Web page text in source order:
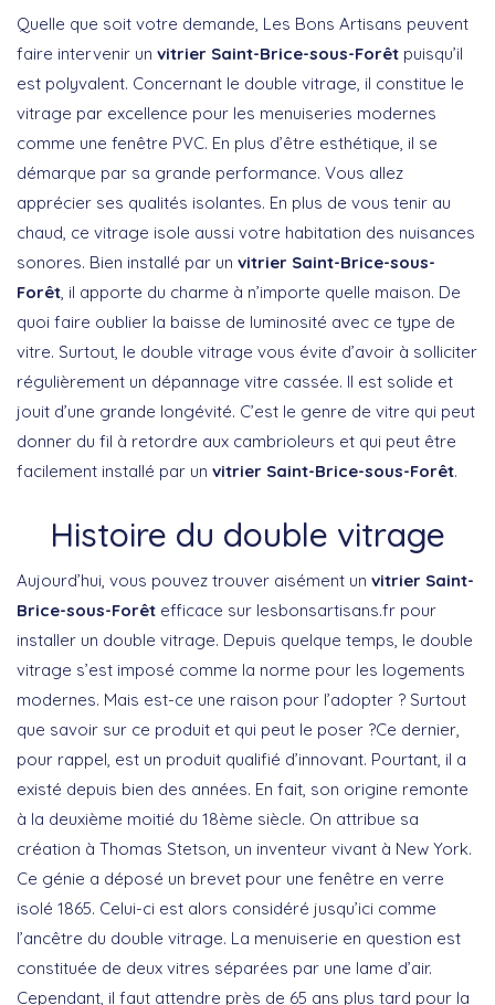
Quelle que soit votre demande, Les Bons Artisans peuvent
faire intervenir un vitrier Saint-Brice-sous-Forêt puisqu’il
est polyvalent. Concernant le double vitrage, il constitue le
vitrage par excellence pour les menuiseries modernes
comme une fenêtre PVC. En plus d’être esthétique, il se
démarque par sa grande performance. Vous allez
apprécier ses qualités isolantes. En plus de vous tenir au
chaud, ce vitrage isole aussi votre habitation des nuisances
sonores. Bien installé par un vitrier Saint-Brice-sous-
Forêt , il apporte du charme à n’importe quelle maison. De
quoi faire oublier la baisse de luminosité avec ce type de
vitre. Surtout, le double vitrage vous évite d’avoir à solliciter
régulièrement un dépannage vitre cassée. Il est solide et
jouit d’une grande longévité. C’est le genre de vitre qui peut
donner du fil à retordre aux cambrioleurs et qui peut être
facilement installé par un vitrier Saint-Brice-sous-Forêt.
Histoire du double vitrage
Aujourd’hui, vous pouvez trouver aisément un vitrier Saint-
Brice-sous-Forêt efficace sur lesbonsartisans.fr pour
installer un double vitrage. Depuis quelque temps, le double
vitrage s’est imposé comme la norme pour les logements
modernes. Mais est-ce une raison pour l’adopter ? Surtout
que savoir sur ce produit et qui peut le poser ?Ce dernier,
pour rappel, est un produit qualifié d’innovant. Pourtant, il a
existé depuis bien des années. En fait, son origine remonte
à la deuxième moitié du 18ème siècle. On attribue sa
création à Thomas Stetson, un inventeur vivant à New York.
Ce génie a déposé un brevet pour une fenêtre en verre
isolé 1865. Celui-ci est alors considéré jusqu’ici comme
l’ancêtre du double vitrage. La menuiserie en question est
constituée de deux vitres séparées par une lame d’air.
Cependant, il faut attendre près de 65 ans plus tard pour la